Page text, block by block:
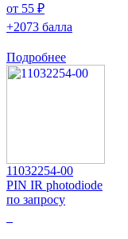
от 55 ₽
+2073 балла
Подробнее
11032254-00
PIN IR photodiode
по запросу